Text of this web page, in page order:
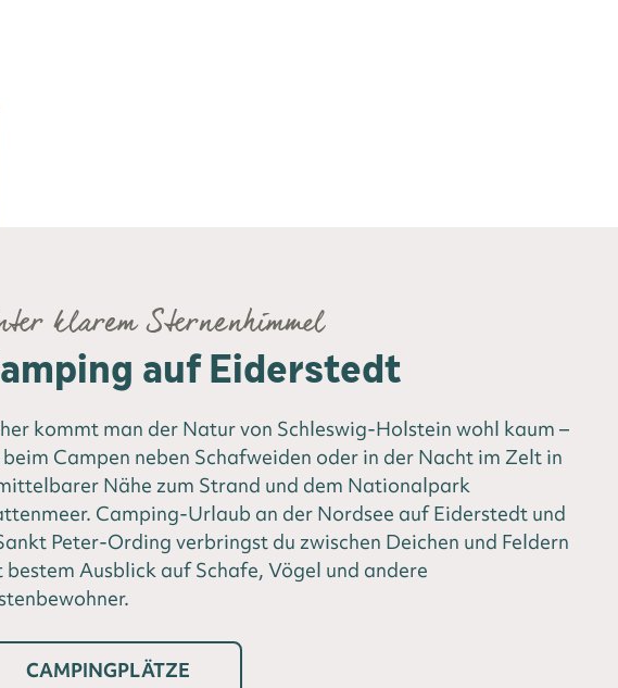
klarem Sternenhimmel
auf Eiderstedt
kommt man der Natur von Schleswig-Holstein wohl kaum –
beim Campen neben Schafweiden oder in der Nacht im Zelt in
Nähe zum Strand und dem Nationalpark
Camping-Urlaub an der Nordsee auf Eiderstedt und
Peter-Ording verbringst du zwischen Deichen und Feldern
bestem Ausblick auf Schafe, Vögel und andere
CAMPINGPLÄTZE